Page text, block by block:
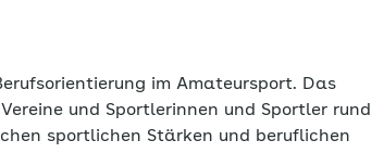
im Amateursport. Das
und Sportlerinnen und Sportler rund
sportlichen Stärken und beruflichen